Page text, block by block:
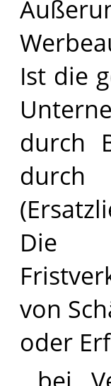
Ist die
durch
Die
von
oder